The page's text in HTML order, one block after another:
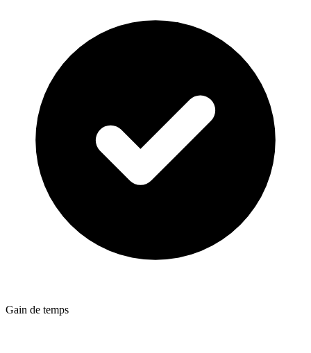
Gain de temps